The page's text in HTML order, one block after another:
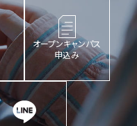
オープンキャンパス
申込み